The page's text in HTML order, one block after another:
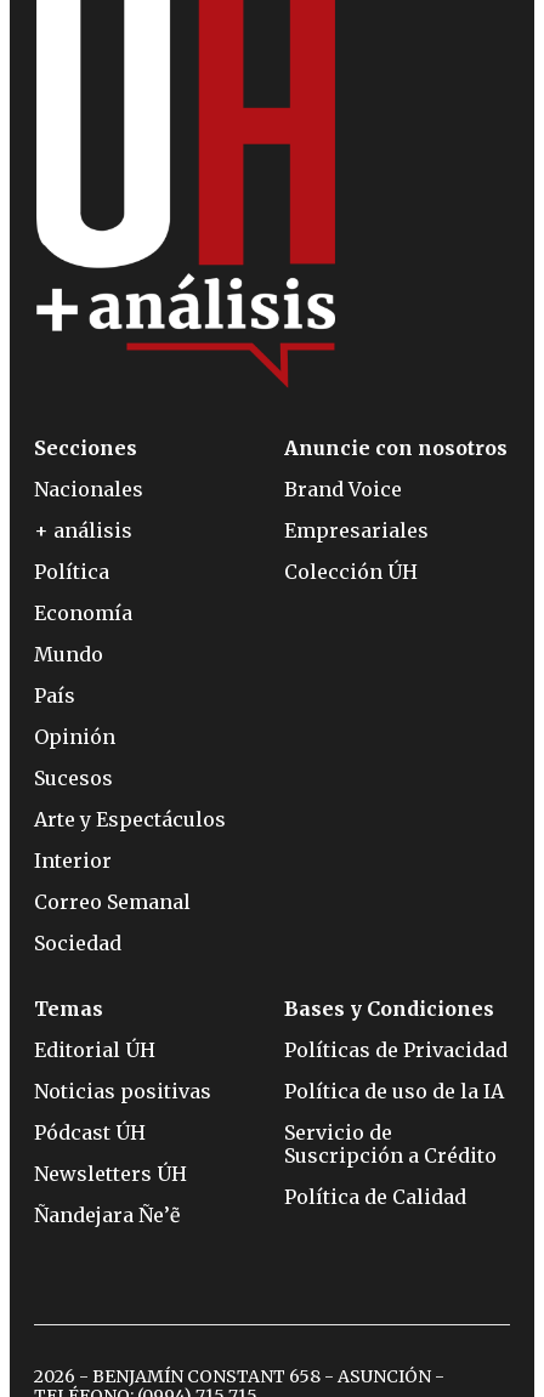
Secciones
Nacionales
+ análisis
Política
Economía
Mundo
País
Opinión
Sucesos
Arte y Espectáculos
Interior
Correo Semanal
Sociedad
Anuncie con nosotros
Brand Voice
Empresariales
Colección ÚH
Temas
Editorial ÚH
Noticias positivas
Pódcast ÚH
Newsletters ÚH
Ñandejara Ñe’ẽ
Bases y Condiciones
Políticas de Privacidad
Política de uso de la IA
Servicio de
Suscripción a Crédito
Política de Calidad
2026 - BENJAMÍN CONSTANT 658 - ASUNCIÓN -